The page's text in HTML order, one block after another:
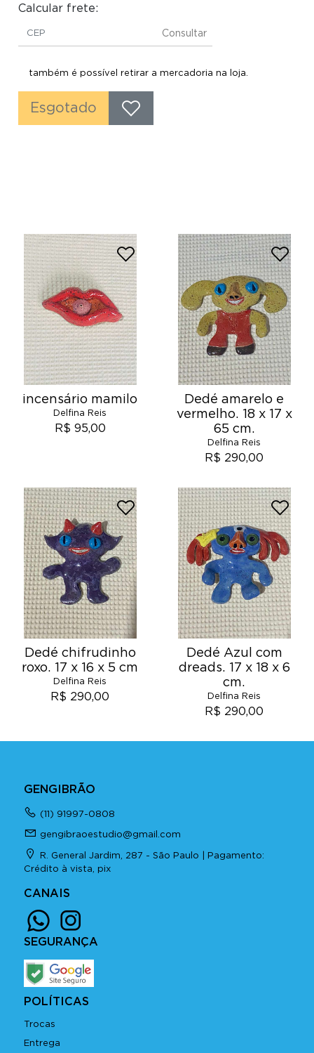
Calcular frete:
Consultar
também é possível retirar a mercadoria na loja.
Esgotado
incensário mamilo
Delfina Reis
R$ 95,00
Dedé amarelo e
vermelho. 18 x 17 x
65 cm.
Delfina Reis
R$ 290,00
Dedé chifrudinho
roxo. 17 x 16 x 5 cm
Delfina Reis
R$ 290,00
Dedé Azul com
dreads. 17 x 18 x 6
cm.
Delfina Reis
R$ 290,00
GENGIBRÃO
(11) 91997-0808
gengibraoestudio@gmail.com
R. General Jardim, 287 - São Paulo | Pagamento:
Crédito à vista, pix
CANAIS
SEGURANÇA
POLÍTICAS
Trocas
Entrega